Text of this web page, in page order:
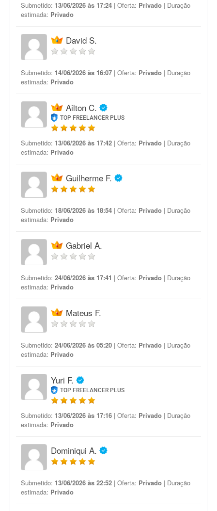
Submetido: 13/06/2026 às 17:24 | Oferta: Privado | Duração
estimada: Privado
David S.
Submetido: 14/06/2026 às 16:07 | Oferta: Privado | Duração
estimada: Privado
Ailton C.
TOP FREELANCER PLUS
Submetido: 13/06/2026 às 17:42 | Oferta: Privado | Duração
estimada: Privado
Guilherme F.
Submetido: 18/06/2026 às 18:54 | Oferta: Privado | Duração
estimada: Privado
Gabriel A.
Submetido: 24/06/2026 às 17:41 | Oferta: Privado | Duração
estimada: Privado
Mateus F.
Submetido: 24/06/2026 às 05:20 | Oferta: Privado | Duração
estimada: Privado
Yuri F.
TOP FREELANCER PLUS
Submetido: 13/06/2026 às 17:16 | Oferta: Privado | Duração
estimada: Privado
Dominiqui A.
Submetido: 13/06/2026 às 22:52 | Oferta: Privado | Duração
estimada: Privado